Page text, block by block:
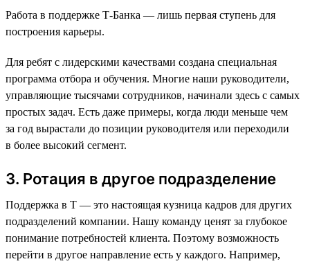
Работа в поддержке Т-Банка — лишь первая ступень для
построения карьеры.
Для ребят с лидерскими качествами создана специальная
программа отбора и обучения. Многие наши руководители,
управляющие тысячами сотрудников, начинали здесь с самых
простых задач. Есть даже примеры, когда люди меньше чем
за год вырастали до позиции руководителя или переходили
в более высокий сегмент.
3. Ротация в другое подразделение
Поддержка в Т — это настоящая кузница кадров для других
подразделений компании. Нашу команду ценят за глубокое
понимание потребностей клиента. Поэтому возможность
перейти в другое направление есть у каждого. Например,